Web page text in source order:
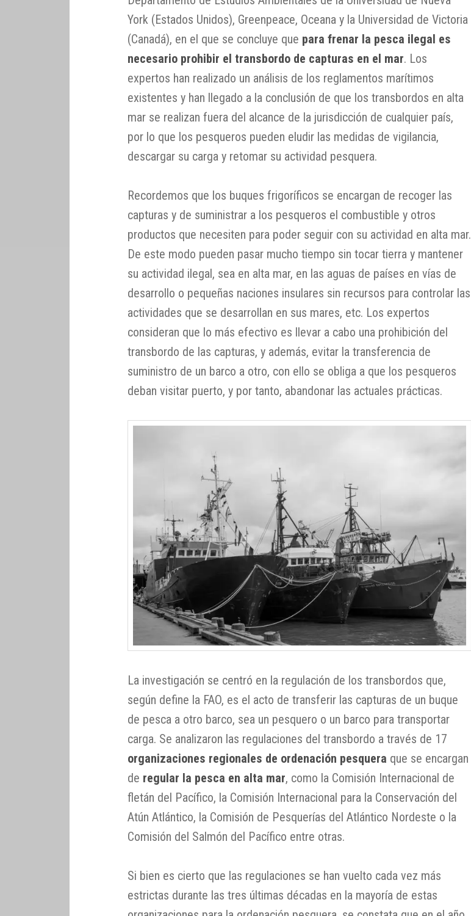
York (Estados Unidos), Greenpeace, Oceana y la Universidad de Victoria
(Canadá), en el que se concluye que para frenar la pesca ilegal es
necesario prohibir el transbordo de capturas en el mar. Los
expertos han realizado un análisis de los reglamentos marítimos
existentes y han llegado a la conclusión de que los transbordos en alta
mar se realizan fuera del alcance de la jurisdicción de cualquier país,
por lo que los pesqueros pueden eludir las medidas de vigilancia,
descargar su carga y retomar su actividad pesquera.
Recordemos que los buques frigoríficos se encargan de recoger las
capturas y de suministrar a los pesqueros el combustible y otros
productos que necesiten para poder seguir con su actividad en alta mar.
De este modo pueden pasar mucho tiempo sin tocar tierra y mantener
su actividad ilegal, sea en alta mar, en las aguas de países en vías de
desarrollo o pequeñas naciones insulares sin recursos para controlar las
actividades que se desarrollan en sus mares, etc. Los expertos
consideran que lo más efectivo es llevar a cabo una prohibición del
transbordo de las capturas, y además, evitar la transferencia de
suministro de un barco a otro, con ello se obliga a que los pesqueros
deban visitar puerto, y por tanto, abandonar las actuales prácticas.
La investigación se centró en la regulación de los transbordos que,
según define la FAO, es el acto de transferir las capturas de un buque
de pesca a otro barco, sea un pesquero o un barco para transportar
carga. Se analizaron las regulaciones del transbordo a través de 17
organizaciones regionales de ordenación pesquera que se encargan
de regular la pesca en alta mar, como la Comisión Internacional de
fletán del Pacífico, la Comisión Internacional para la Conservación del
Atún Atlántico, la Comisión de Pesquerías del Atlántico Nordeste o la
Comisión del Salmón del Pacífico entre otras.
Si bien es cierto que las regulaciones se han vuelto cada vez más
estrictas durante las tres últimas décadas en la mayoría de estas